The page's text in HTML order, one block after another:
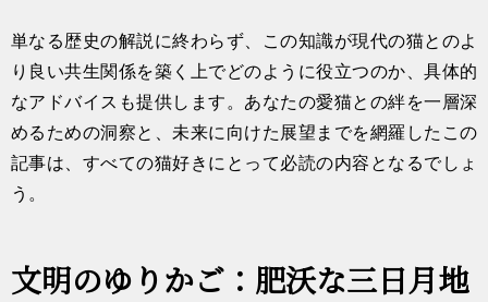
単なる歴史の解説に終わらず、この知識が現代の猫とのよ
り良い共生関係を築く上でどのように役立つのか、具体的
なアドバイスも提供します。あなたの愛猫との絆を一層深
めるための洞察と、未来に向けた展望までを網羅したこの
記事は、すべての猫好きにとって必読の内容となるでしょ
う。
文明のゆりかご：肥沃な三日月地